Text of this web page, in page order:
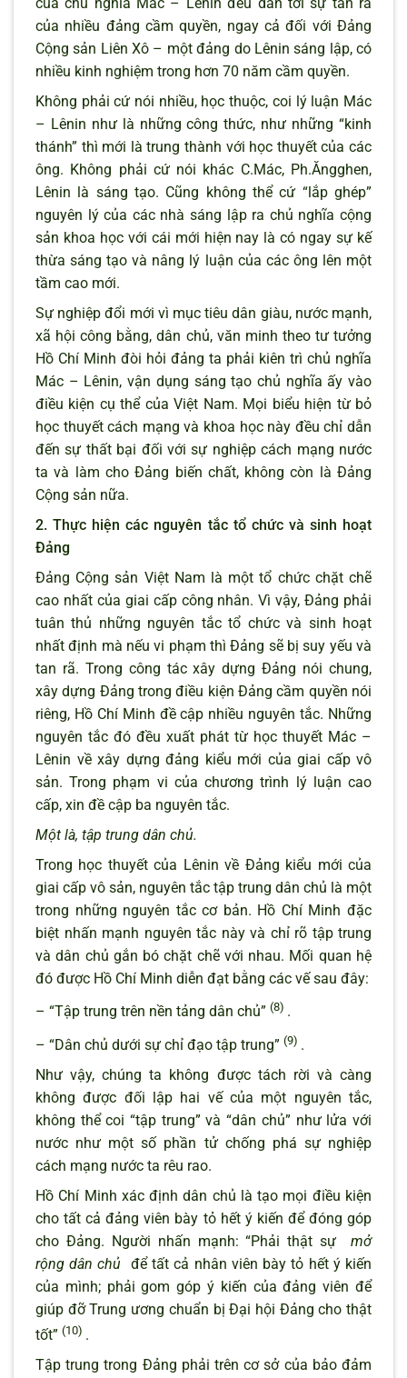
của nhiều đảng cầm quyền, ngay cả đối với Đảng
Cộng sản Liên Xô – một đảng do Lênin sáng lập, có
nhiều kinh nghiệm trong hơn 70 năm cầm quyền.
Không phải cứ nói nhiều, học thuộc, coi lý luận Mác
– Lênin như là những công thức, như những “kinh
thánh” thì mới là trung thành với học thuyết của các
ông. Không phải cứ nói khác C.Mác, Ph.Ăngghen,
Lênin là sáng tạo. Cũng không thể cứ “lắp ghép”
nguyên lý của các nhà sáng lập ra chủ nghĩa cộng
sản khoa học với cái mới hiện nay là có ngay sự kế
thừa sáng tạo và nâng lý luận của các ông lên một
tầm cao mới.
Sự nghiệp đổi mới vì mục tiêu dân giàu, nước mạnh,
xã hội công bằng, dân chủ, văn minh theo tư tưởng
Hồ Chí Minh đòi hỏi đảng ta phải kiên trì chủ nghĩa
Mác – Lênin, vận dụng sáng tạo chủ nghĩa ấy vào
điều kiện cụ thể của Việt Nam. Mọi biểu hiện từ bỏ
học thuyết cách mạng và khoa học này đều chỉ dẫn
đến sự thất bại đối với sự nghiệp cách mạng nước
ta và làm cho Đảng biến chất, không còn là Đảng
Cộng sản nữa.
2. Thực hiện các nguyên tắc tổ chức và sinh hoạt
Đảng
Đảng Cộng sản Việt Nam là một tổ chức chặt chẽ
cao nhất của giai cấp công nhân. Vì vậy, Đảng phải
tuân thủ những nguyên tắc tổ chức và sinh hoạt
nhất định mà nếu vi phạm thì Đảng sẽ bị suy yếu và
tan rã. Trong công tác xây dựng Đảng nói chung,
xây dựng Đảng trong điều kiện Đảng cầm quyền nói
riêng, Hồ Chí Minh đề cập nhiều nguyên tắc. Những
nguyên tắc đó đều xuất phát từ học thuyết Mác –
Lênin về xây dựng đảng kiểu mới của giai cấp vô
sản. Trong phạm vi của chương trình lý luận cao
cấp, xin đề cập ba nguyên tắc.
Một là, tập trung dân chủ.
Trong học thuyết của Lênin về Đảng kiểu mới của
giai cấp vô sản, nguyên tắc tập trung dân chủ là một
trong những nguyên tắc cơ bản. Hồ Chí Minh đặc
biệt nhấn mạnh nguyên tắc này và chỉ rõ tập trung
và dân chủ gắn bó chặt chẽ với nhau. Mối quan hệ
đó được Hồ Chí Minh diễn đạt bằng các vế sau đây:
– “Tập trung trên nền tảng dân chủ” (8) .
– “Dân chủ dưới sự chỉ đạo tập trung” (9) .
Như vậy, chúng ta không được tách rời và càng
không được đối lập hai vế của một nguyên tắc,
không thể coi “tập trung” và “dân chủ” như lửa với
nước như một số phần tử chống phá sự nghiệp
cách mạng nước ta rêu rao.
Hồ Chí Minh xác định dân chủ là tạo mọi điều kiện
cho tất cả đảng viên bày tỏ hết ý kiến để đóng góp
cho Đảng. Người nhấn mạnh: “Phải thật sự mở
rộng dân chủ
để tất cả nhân viên bày tỏ hết ý kiến
của mình; phải gom góp ý kiến của đảng viên để
giúp đỡ Trung ương chuẩn bị Đại hội Đảng cho thật
tốt” (10) .
Tập trung trong Đảng phải trên cơ sở của bảo đảm